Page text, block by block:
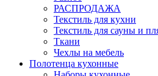
РАСПРОДАЖА
Текстиль для кухни
Текстиль для сауны и
Ткани
Чехлы на мебель
Полотенца кухонные